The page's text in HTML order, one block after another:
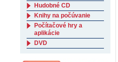
Hudobné CD
Knihy na počúvanie
Počítačové hry a
aplikácie
DVD